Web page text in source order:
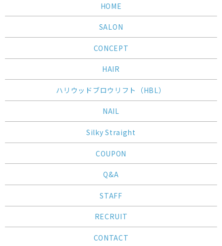
HOME
SALON
CONCEPT
HAIR
ハリウッドブロウリフト（HBL）
NAIL
Silky Straight
COUPON
Q&A
STAFF
RECRUIT
CONTACT